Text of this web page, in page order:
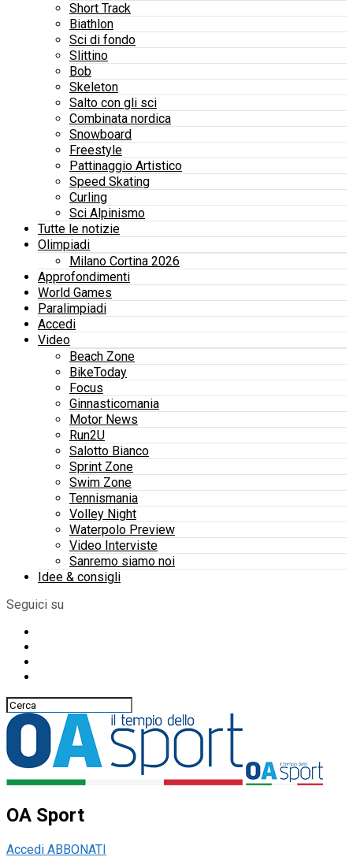
Short Track
Biathlon
Sci di fondo
Slittino
Bob
Skeleton
Salto con gli sci
Combinata nordica
Snowboard
Freestyle
Pattinaggio Artistico
Speed Skating
Curling
Sci Alpinismo
Tutte le notizie
Olimpiadi
Milano Cortina 2026
Approfondimenti
World Games
Paralimpiadi
Accedi
Video
Beach Zone
BikeToday
Focus
Ginnasticomania
Motor News
Run2U
Salotto Bianco
Sprint Zone
Swim Zone
Tennismania
Volley Night
Waterpolo Preview
Video Interviste
Sanremo siamo noi
Idee & consigli
Seguici su
OA Sport
Accedi ABBONATI